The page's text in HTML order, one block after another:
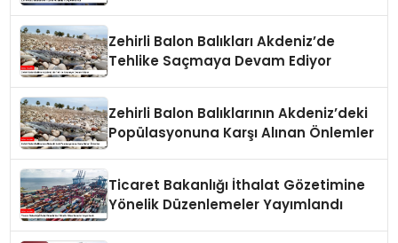
Zehirli Balon Balıkları Akdeniz’de
Tehlike Saçmaya Devam Ediyor
Zehirli Balon Balıklarının Akdeniz’deki
Popülasyonuna Karşı Alınan Önlemler
Ticaret Bakanlığı İthalat Gözetimine
Yönelik Düzenlemeler Yayımlandı